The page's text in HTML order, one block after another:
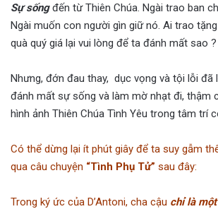
Sự sốngđến từ Thiên Chúa. Ngài trao ban
Ngài muốn con người gìn giữ nó. Ai trao
quà quý giá lại vui lòng để ta đánh mất sao ?
Nhưng, đớn đau thay, dục vọng và tội lỗi đã
đánh mất sự sống và làm mờ nhạt đi, thậm
hình ảnh Thiên Chúa Tình Yêu trong tâm trí
Có thể dừng lại ít phút giây để ta suy gẫm
qua câu chuyện “Tình Phụ Tử” sau đây:
Trong ký ức của D’Antoni, cha cậu chỉ là